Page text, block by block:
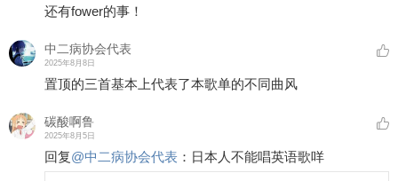
还有fower的事！
中二病协会代表
2025年8月8日
置顶的三首基本上代表了本歌单的不同曲风
碳酸啊鲁
2025年8月5日
回复@中二病协会代表 ： 日本人不能唱英语歌咩